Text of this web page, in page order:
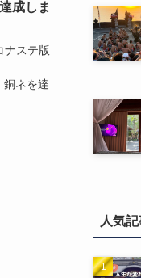
成しま
ナステ版
ネを達
人気